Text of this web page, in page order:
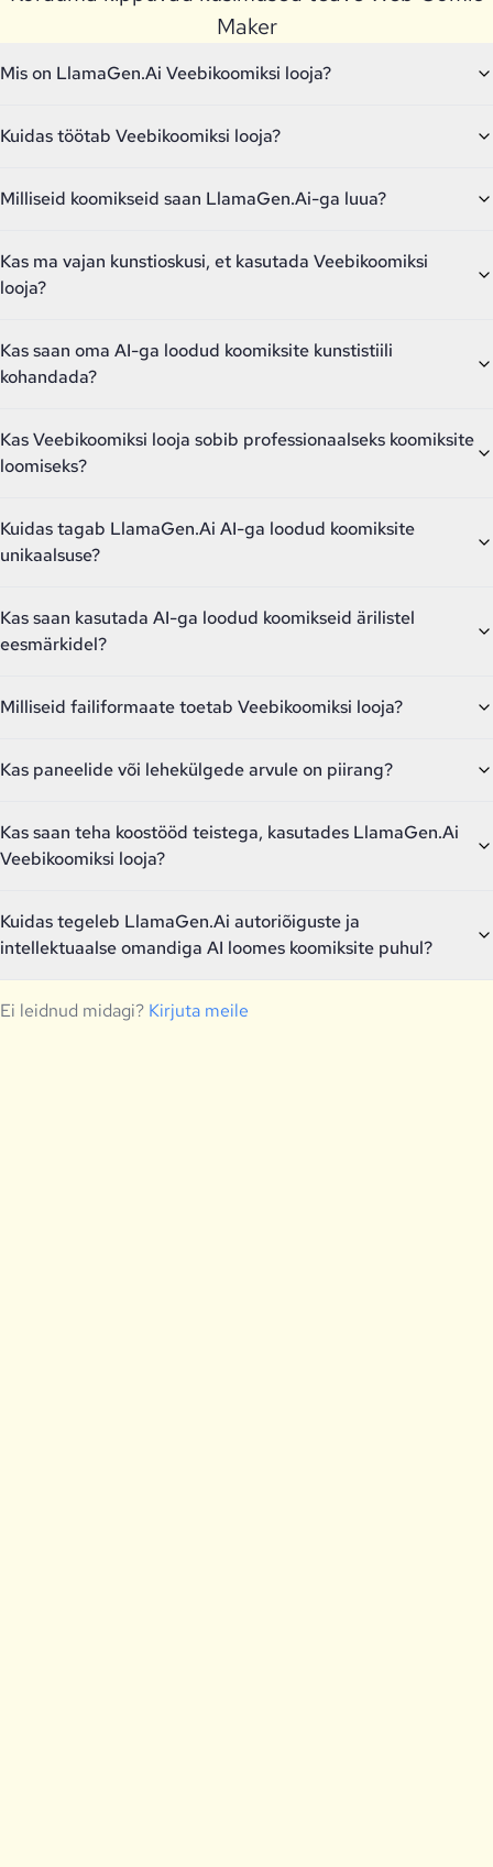
Maker
Mis on LlamaGen.Ai Veebikoomiksi looja?
Kuidas töötab Veebikoomiksi looja?
Milliseid koomikseid saan LlamaGen.Ai-ga luua?
Kas ma vajan kunstioskusi, et kasutada Veebikoomiksi
looja?
Kas saan oma AI-ga loodud koomiksite kunstistiili
kohandada?
Kas Veebikoomiksi looja sobib professionaalseks koomiksite
loomiseks?
Kuidas tagab LlamaGen.Ai AI-ga loodud koomiksite
unikaalsuse?
Kas saan kasutada AI-ga loodud koomikseid ärilistel
eesmärkidel?
Milliseid failiformaate toetab Veebikoomiksi looja?
Kas paneelide või lehekülgede arvule on piirang?
Kas saan teha koostööd teistega, kasutades LlamaGen.Ai
Veebikoomiksi looja?
Kuidas tegeleb LlamaGen.Ai autoriõiguste ja
intellektuaalse omandiga AI loomes koomiksite puhul?
Ei leidnud midagi? Kirjuta meile